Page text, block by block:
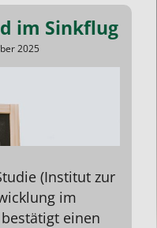
im Sinkflug
2025
(Institut zur
im
einen